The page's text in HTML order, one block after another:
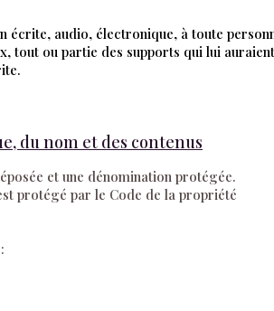
écrite, audio, électronique, à toute
tout ou partie des supports qui lui auraient
du nom et des contenus
et une dénomination protégée.
protégé par le Code de la propriété